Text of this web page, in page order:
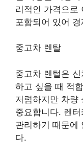
리적인 가격으로
포함되어 있어
중고차 렌탈
중고차 렌털은
하고 싶을 때 적
저렴하지만 차량
중요합니다. 렌
관리하기 때문에
다.